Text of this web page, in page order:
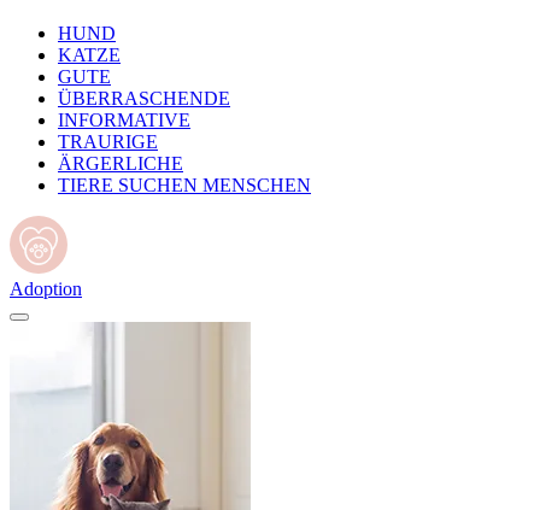
HUND
KATZE
GUTE
ÜBERRASCHENDE
INFORMATIVE
TRAURIGE
ÄRGERLICHE
TIERE SUCHEN MENSCHEN
Adoption